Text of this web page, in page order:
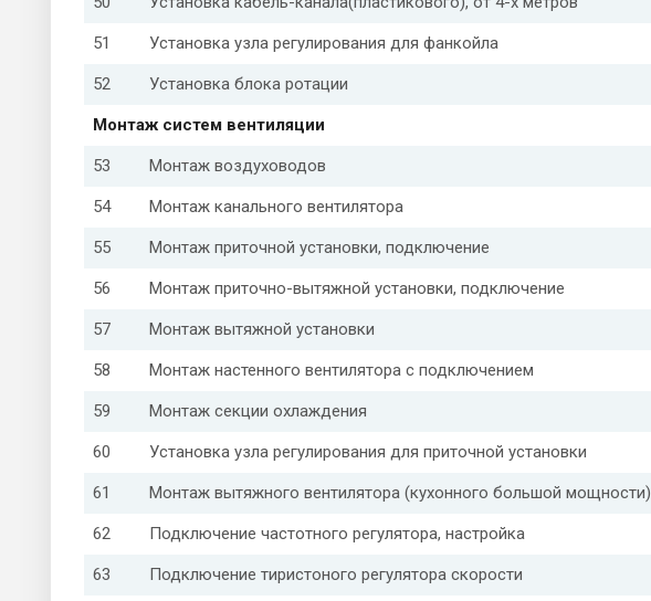
51 Установка узла регулирования для фанкойла
52 Установка блока ротации
Монтаж систем вентиляции
53 Монтаж воздуховодов
54 Монтаж канального вентилятора
55 Монтаж приточной установки, подключение
56 Монтаж приточно-вытяжной установки, подключение
57 Монтаж вытяжной установки
58 Монтаж настенного вентилятора с подключением
59 Монтаж секции охлаждения
60 Установка узла регулирования для приточной установки
61 Монтаж вытяжного вентилятора (кухонного большой мощности)
62 Подключение частотного регулятора, настройка
63 Подключение тиристоного регулятора скорости